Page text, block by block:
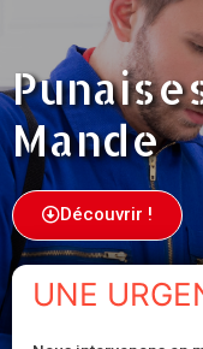
Mande
Découvrir !
UNE